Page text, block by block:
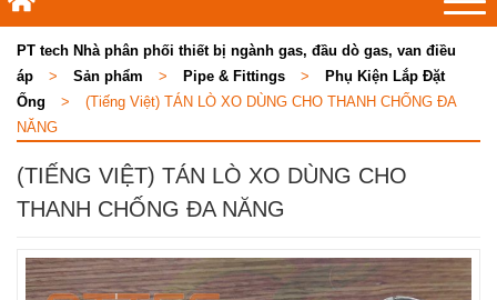
PT tech Nhà phân phối thiết bị ngành gas, đầu dò gas, van điều
áp
> Sản phẩm > Pipe & Fittings >
Phụ Kiện Lắp Đặt
Ống
>
(Tiếng Việt) TÁN LÒ XO DÙNG CHO THANH CHỐNG ĐA
NĂNG
(TIẾNG VIỆT) TÁN LÒ XO DÙNG CHO
THANH CHỐNG ĐA NĂNG